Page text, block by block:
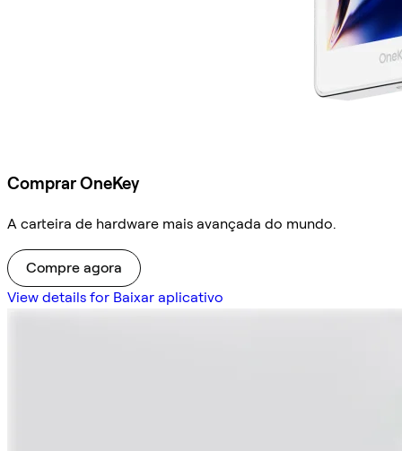
Comprar OneKey
A carteira de hardware mais avançada do mundo.
Compre agora
View details for Baixar aplicativo